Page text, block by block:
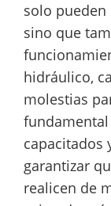
solo pueden
sino que
hidráulico,
molestias
capacitados
garantizar
realicen de